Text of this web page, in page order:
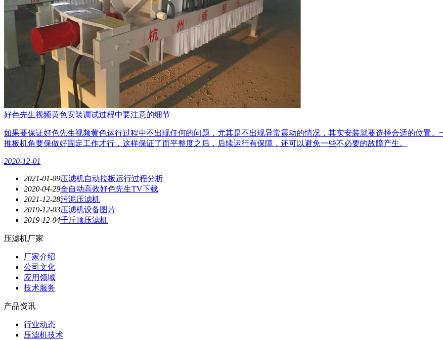
好色先生视频黄色安装调试过程中要注意的细节
如果要保证好色先生视频黄色运行过程中不出现任何的问题，尤其是不出现异常震动的情况，其实安装就要选择合适的位置
推板机角要保做好固定工作才行，这样保证了而平整度之后，后续运行有保障，还可以避免一些不必要的故障产生。
2020-12-01
2021-01-09压滤机自动拉板运行过程分析
2020-04-29全自动高效好色先生TV下载
2021-12-28污泥压滤机
2019-12-03压滤机设备图片
2019-12-04千斤顶压滤机
压滤机厂家
厂家介绍
公司文化
应用领域
技术服务
产品资讯
行业动态
压滤机技术